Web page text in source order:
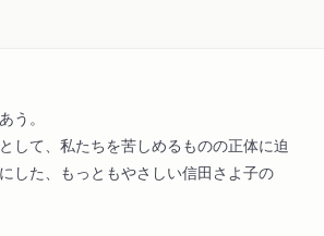
う。
して、私たちを苦しめるものの正体に迫
した、もっともやさしい信田さよ子の